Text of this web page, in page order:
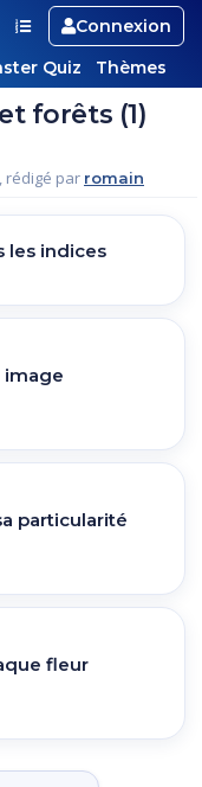
Connexion
Quiz Thèmes
forêts (1)
, rédigé par romain
les indices
image
particularité
fleur